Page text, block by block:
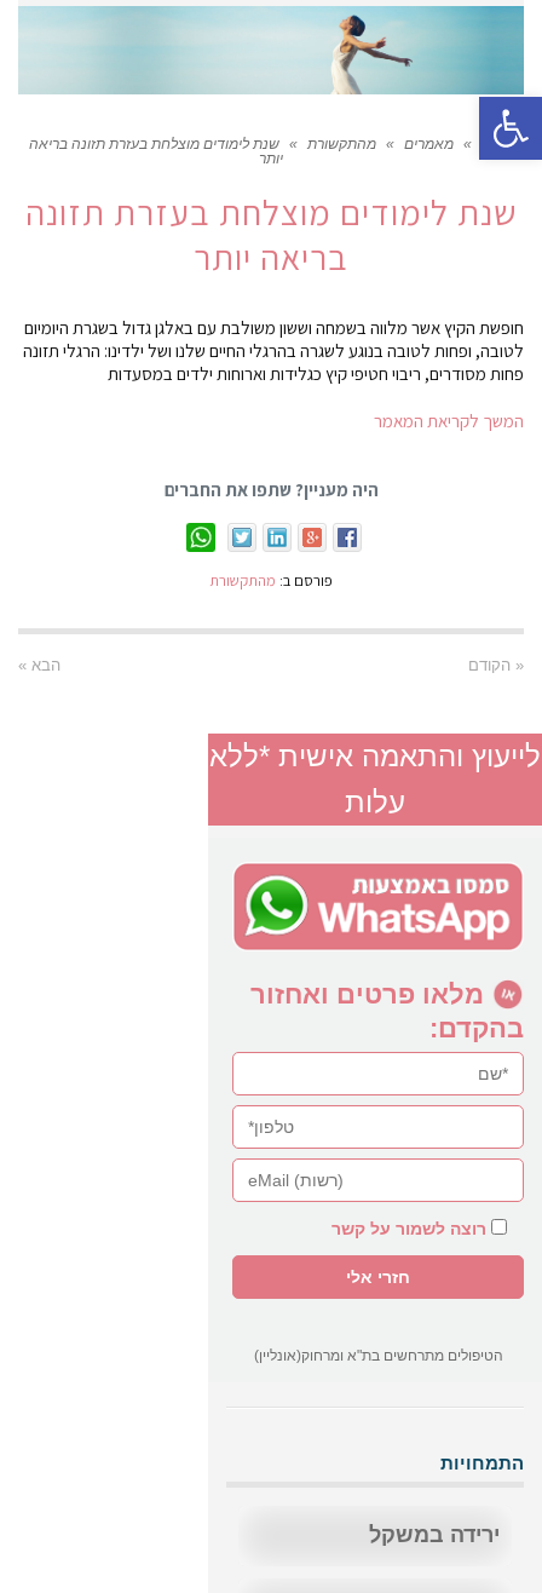
פתח סרגל נגישות
ראשי » מאמרים » מהתקשורת » שנת לימודים מוצלחת בעזרת תזונה בריאה
יותר
שנת לימודים מוצלחת בעזרת תזונה
בריאה יותר
חופשת הקיץ אשר מלווה בשמחה וששון משולבת עם באלגן גדול בשגרת היומיום
לטובה, ופחות לטובה בנוגע לשגרה בהרגלי החיים שלנו ושל ילדינו: הרגלי תזונה
פחות מסודרים, ריבוי חטיפי קיץ כגלידות וארוחות ילדים במסעדות
המשך לקריאת המאמר
היה מעניין? שתפו את החברים
פורסם ב: מהתקשורת
« הקודם הבא »
לייעוץ והתאמה אישית *ללא
עלות
מלאו פרטים ואחזור
בהקדם:
רוצה לשמור על קשר
הטיפולים מתרחשים בת"א ומרחוק(אונליין)
התמחויות
ירידה במשקל